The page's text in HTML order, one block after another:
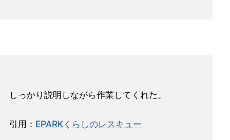
しっかり説明しながら作業してくれた。
引用： EPARKくらしのレスキュー